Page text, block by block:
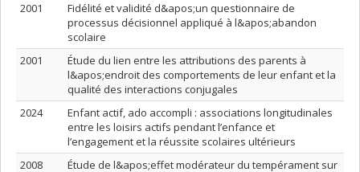
2001
Fidélité et validité d&apos;un questionnaire de
processus décisionnel appliqué à l&apos;abandon
scolaire
2001
Étude du lien entre les attributions des parents à
l&apos;endroit des comportements de leur enfant et la
qualité des interactions conjugales
2024
Enfant actif, ado accompli : associations longitudinales
entre les loisirs actifs pendant l’enfance et
l’engagement et la réussite scolaires ultérieurs
2008
Étude de l&apos;effet modérateur du tempérament sur